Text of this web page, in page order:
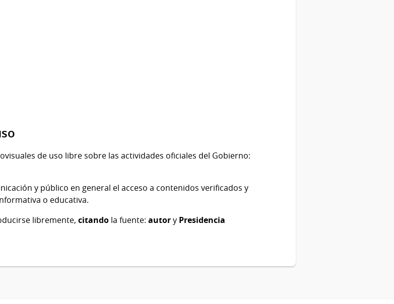
de uso libre sobre las actividades oficiales del Gobierno:
y público en general el acceso a contenidos verificados y
o educativa.
libremente, citando la fuente: autory Presidencia